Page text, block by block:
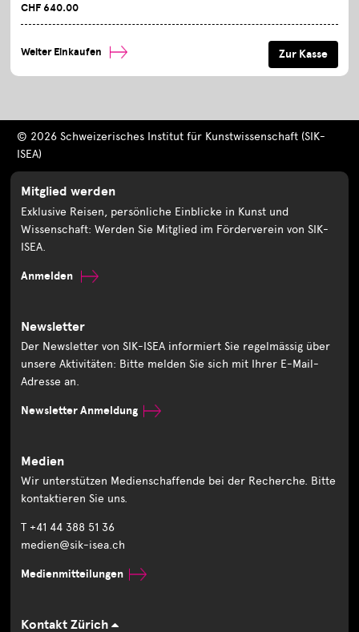
CHF 640.00
Weiter Einkaufen
© 2026 Schweizerisches Institut für Kunstwissenschaft (SIK-
ISEA)
Mitglied werden
Exklusive Reisen, persönliche Einblicke in Kunst und
Wissenschaft: Werden Sie Mitglied im Förderverein von SIK-
ISEA.
Anmelden
Newsletter
Der Newsletter von SIK-ISEA informiert Sie regelmässig über
unsere Aktivitäten: Bitte melden Sie sich mit Ihrer E-Mail-
Adresse an.
Newsletter Anmeldung
Medien
Wir unterstützen Medienschaffende bei der Recherche. Bitte
kontaktieren Sie uns.
T +41 44 388 51 36
medien@sik-isea.ch
Medienmitteilungen
Kontakt Zürich